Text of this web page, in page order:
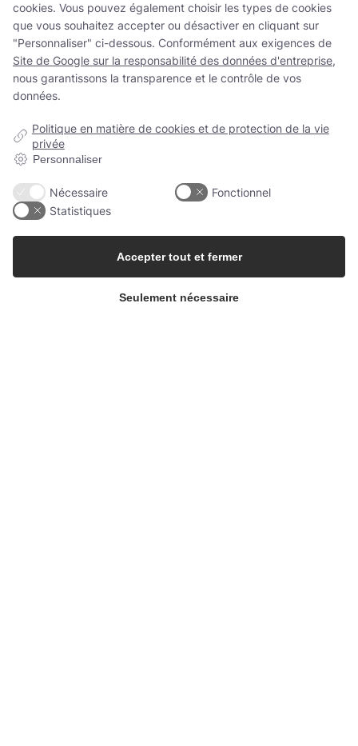
Contactez nous
Contactez nous
info@berrifine.com
(+45) 57 67 50 05
cookies. Vous pouvez également choisir les types de cookies
que vous souhaitez accepter ou désactiver en cliquant sur
"Personnaliser" ci-dessous. Conformément aux exigences de
Site de Google sur la responsabilité des données d'entreprise,
nous garantissons la transparence et le contrôle de vos
données.
Politique en matière de cookies et de protection de la vie
privée
Personnaliser
Nécessaire
Fonctionnel
Statistiques
Seulement nécessaire
Accepter tout et fermer